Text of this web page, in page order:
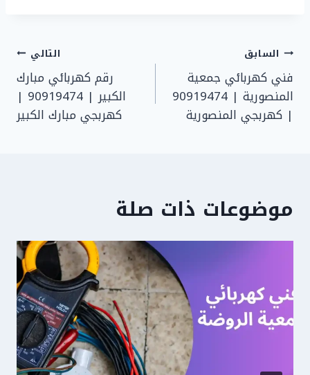
تصفّح
المقالات
السابق
فني كهربائي جمعية
المنصورية | 90919474
| كهربجي المنصورية
التالي
رقم كهربائي مبارك
الكبير | 90919474 |
كهربجي مبارك الكبير
موضوعات ذات صلة